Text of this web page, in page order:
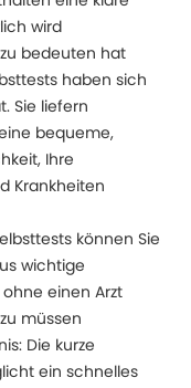
wird
bedeuten hat
haben sich
Sie liefern
bequeme,
Ihre
Krankheiten
können Sie
wichtige
einen Arzt
müssen
Die kurze
ein schnelles